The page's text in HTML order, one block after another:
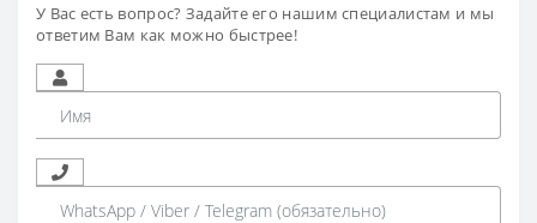
У Вас есть вопрос? Задайте его нашим специалистам и мы
ответим Вам как можно быстрее!